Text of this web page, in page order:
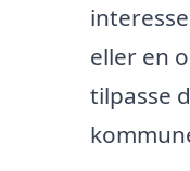
eller en
tilpasse